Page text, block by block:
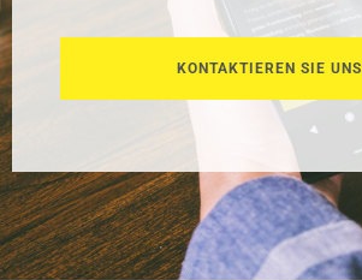
KONTAKTIEREN SIE UNS